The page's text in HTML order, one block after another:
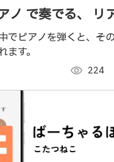
メタバ
でピアノを弾くと、そ
す。
visibility 224